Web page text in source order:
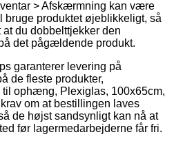
> Afskærmning kan være
bruge produktet øjeblikkeligt, så
du dobbelttjekker den
det pågældende produkt.
garanterer levering på
de fleste produkter,
ophæng, Plexiglas, 100x65cm,
om at bestillingen laves
de højst sandsynligt kan nå at
før lagermedarbejderne får fri.